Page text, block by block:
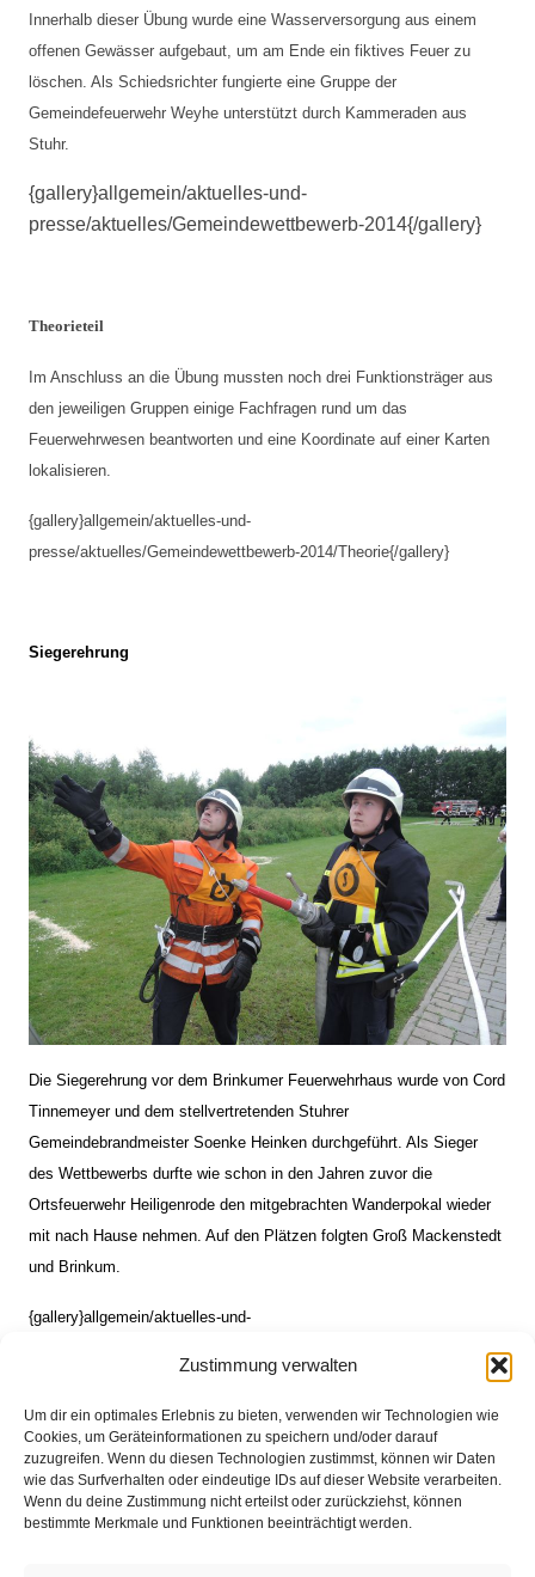
Zustimmung verwalten
Um dir ein optimales Erlebnis zu bieten, verwenden wir Technologien wie
Cookies, um Geräteinformationen zu speichern und/oder darauf
zuzugreifen. Wenn du diesen Technologien zustimmst, können wir Daten
wie das Surfverhalten oder eindeutige IDs auf dieser Website verarbeiten.
Wenn du deine Zustimmung nicht erteilst oder zurückziehst, können
bestimmte Merkmale und Funktionen beeinträchtigt werden.
Innerhalb dieser Übung wurde eine Wasserversorgung aus einem
offenen Gewässer aufgebaut, um am Ende ein fiktives Feuer zu
löschen. Als Schiedsrichter fungierte eine Gruppe der
Gemeindefeuerwehr Weyhe unterstützt durch Kammeraden aus
Stuhr.
{gallery}allgemein/aktuelles-und-
presse/aktuelles/Gemeindewettbewerb-2014{/gallery}
Theorieteil
Im Anschluss an die Übung mussten noch drei Funktionsträger aus
den jeweiligen Gruppen einige Fachfragen rund um das
Feuerwehrwesen beantworten und eine Koordinate auf einer Karten
lokalisieren.
{gallery}allgemein/aktuelles-und-
presse/aktuelles/Gemeindewettbewerb-2014/Theorie{/gallery}
Siegerehrung
Die Siegerehrung vor dem Brinkumer Feuerwehrhaus wurde von Cord
Tinnemeyer und dem stellvertretenden Stuhrer
Gemeindebrandmeister Soenke Heinken durchgeführt. Als Sieger
des Wettbewerbs durfte wie schon in den Jahren zuvor die
Ortsfeuerwehr Heiligenrode den mitgebrachten Wanderpokal wieder
mit nach Hause nehmen. Auf den Plätzen folgten Groß Mackenstedt
und Brinkum.
{gallery}allgemein/aktuelles-und-
Platzierungen
1.Heiligenrode (401 Pkt.)
2.Groß Mackenstedt (399 Pkt.)